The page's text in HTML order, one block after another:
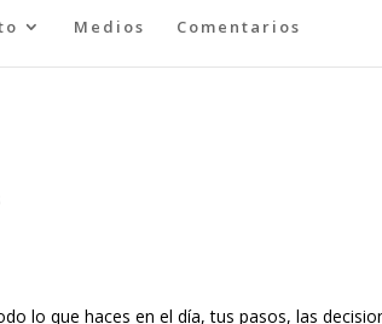
Medios Comentarios
lo que haces en el día, tus pasos, las